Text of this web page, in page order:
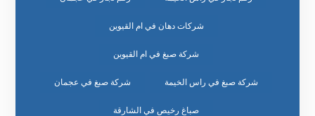
شركات دهان في ام القيوين
شركة صبغ في ام القيوين
شركة صبغ في راس الخيمة شركة صبغ في عجمان
صباغ رخيص في الشارقة